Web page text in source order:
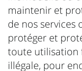
maintenir et
de nos
protéger et
toute utilisation
illégale, pour